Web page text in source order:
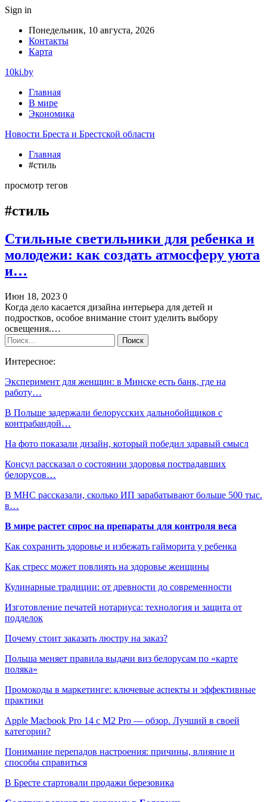
Sign in
Понедельник, 10 августа, 2026
Контакты
Карта
10ki.by
Главная
В мире
Экономика
Новости Бреста и Брестской области
Главная
#стиль
просмотр тегов
#стиль
Стильные светильники для ребенка и
молодежи: как создать атмосферу уюта
и…
Июн 18, 2023 0
Когда дело касается дизайна интерьера для детей и
подростков, особое внимание стоит уделить выбору
освещения.…
Интересное:
Эксперимент для женщин: в Минске есть банк, где на
работу…
В Польше задержали белорусских дальнобойщиков с
контрабандой…
На фото показали дизайн, который победил здравый смысл
Консул рассказал о состоянии здоровья пострадавших
белорусов…
В МНС рассказали, сколько ИП зарабатывают больше 500 тыс.
в…
В мире растет спрос на препараты для контроля веса
Как сохранить здоровье и избежать гайморита у ребенка
Как стресс может повлиять на здоровье женщины
Кулинарные традиции: от древности до современности
Изготовление печатей нотариуса: технология и защита от
подделок
Почему стоит заказать люстру на заказ?
Польша меняет правила выдачи виз белорусам по «карте
поляка»
Промокоды в маркетинге: ключевые аспекты и эффективные
практики
Apple Macbook Pro 14 с M2 Pro — обзор. Лучший в своей
категории?
Понимание перепадов настроения: причины, влияние и
способы справиться
В Бресте стартовали продажи березовика